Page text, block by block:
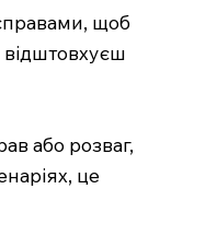
щоб
відштовхуєш
або розваг,
це